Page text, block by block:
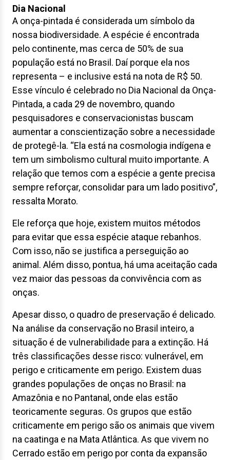
Dia Nacional
A onça-pintada é considerada um símbolo da
nossa biodiversidade. A espécie é encontrada
pelo continente, mas cerca de 50% de sua
população está no Brasil. Daí porque ela nos
representa – e inclusive está na nota de R$ 50.
Esse vínculo é celebrado no Dia Nacional da Onça-
Pintada, a cada 29 de novembro, quando
pesquisadores e conservacionistas buscam
aumentar a conscientização sobre a necessidade
de protegê-la. “Ela está na cosmologia indígena e
tem um simbolismo cultural muito importante. A
relação que temos com a espécie a gente precisa
sempre reforçar, consolidar para um lado positivo”,
ressalta Morato.
Ele reforça que hoje, existem muitos métodos
para evitar que essa espécie ataque rebanhos.
Com isso, não se justifica a perseguição ao
animal. Além disso, pontua, há uma aceitação cada
vez maior das pessoas da convivência com as
onças.
Apesar disso, o quadro de preservação é delicado.
Na análise da conservação no Brasil inteiro, a
situação é de vulnerabilidade para a extinção. Há
três classificações desse risco: vulnerável, em
perigo e criticamente em perigo. Existem duas
grandes populações de onças no Brasil: na
Amazônia e no Pantanal, onde elas estão
teoricamente seguras. Os grupos que estão
criticamente em perigo são os animais que vivem
na caatinga e na Mata Atlântica. As que vivem no
Cerrado estão em perigo por conta da expansão